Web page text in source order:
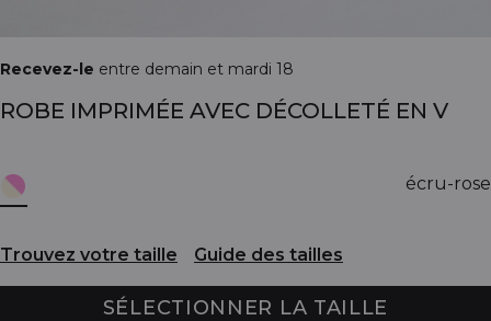
Recevez-le entre demain et mardi 18
ROBE IMPRIMÉE AVEC DÉCOLLETÉ EN V
écru-rose
Trouvez votre taille Guide des tailles
SÉLECTIONNER LA TAILLE